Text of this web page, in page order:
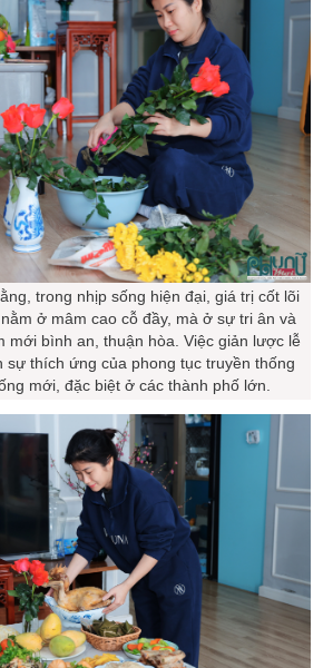
trong nhịp sống hiện đại, giá trị cốt lõi
ở mâm cao cỗ đầy, mà ở sự tri ân và
mới bình an, thuận hòa. Việc giản lược lễ
sự thích ứng của phong tục truyền thống
mới, đặc biệt ở các thành phố lớn.